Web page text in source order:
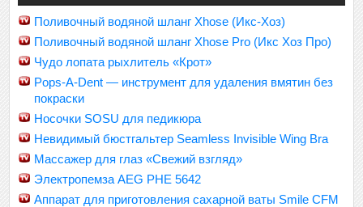
Поливочный водяной шланг Xhose (Икс-Хоз)
Поливочный водяной шланг Xhose Pro (Икс Хоз Про)
Чудо лопата рыхлитель «Крот»
Pops-A-Dent — инструмент для удаления вмятин без
покраски
Носочки SOSU для педикюра
Невидимый бюстгальтер Seamless Invisible Wing Bra
Массажер для глаз «Свежий взгляд»
Электропемза AEG PHE 5642
Аппарат для приготовления сахарной ваты Smile CFM